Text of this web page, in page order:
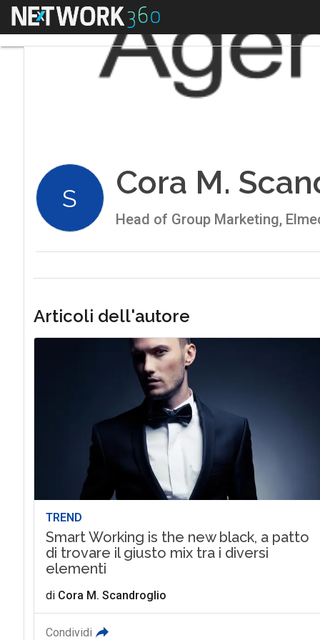
Menu
S Cora M.
Head of Group Marketing,
Articoli dell'autore
TREND
Smart Working is the new black, a patto
di trovare il giusto mix tra i diversi
elementi
di Cora M. Scandroglio
Condividi